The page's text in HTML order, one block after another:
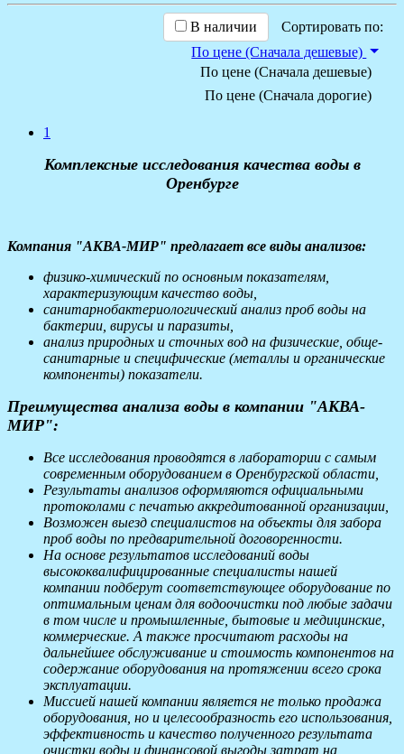
В наличии
Сортировать по:
По цене (Сначала дешевые)
По цене (Сначала дешевые)
По цене (Сначала дорогие)
1
Комплексные исследования качества воды в
Оренбурге
Компания "АКВА-МИР" предлагает все виды анализов:
физико-химический по основным показателям,
характеризующим качество воды,
санитарнобактериологический анализ проб воды на
бактерии, вирусы и паразиты,
анализ природных и сточных вод на физические, обще-
санитарные и специфические (металлы и органические
компоненты) показатели.
Преимущества анализа воды в компании "АКВА-
МИР":
Все исследования проводятся в лаборатории с самым
современным оборудованием в Оренбургской области,
Результаты анализов оформляются официальными
протоколами с печатью аккредитованной организации,
Возможен выезд специалистов на объекты для забора
проб воды по предварительной договоренности.
На основе результатов исследований воды
высококвалифицированные специалисты нашей
компании подберут соответствующее оборудование по
оптимальным ценам для водоочистки под любые задачи
в том числе и промышленные, бытовые и медицинские,
коммерческие. А также просчитают расходы на
дальнейшее обслуживание и стоимость компонентов на
содержание оборудования на протяжении всего срока
эксплуатации.
Миссией нашей компании является не только продажа
оборудования, но и целесообразность его использования,
эффективность и качество полученного результата
очистки воды и финансовой выгоды затрат на